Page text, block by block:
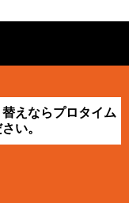
えならプロタイム
い。